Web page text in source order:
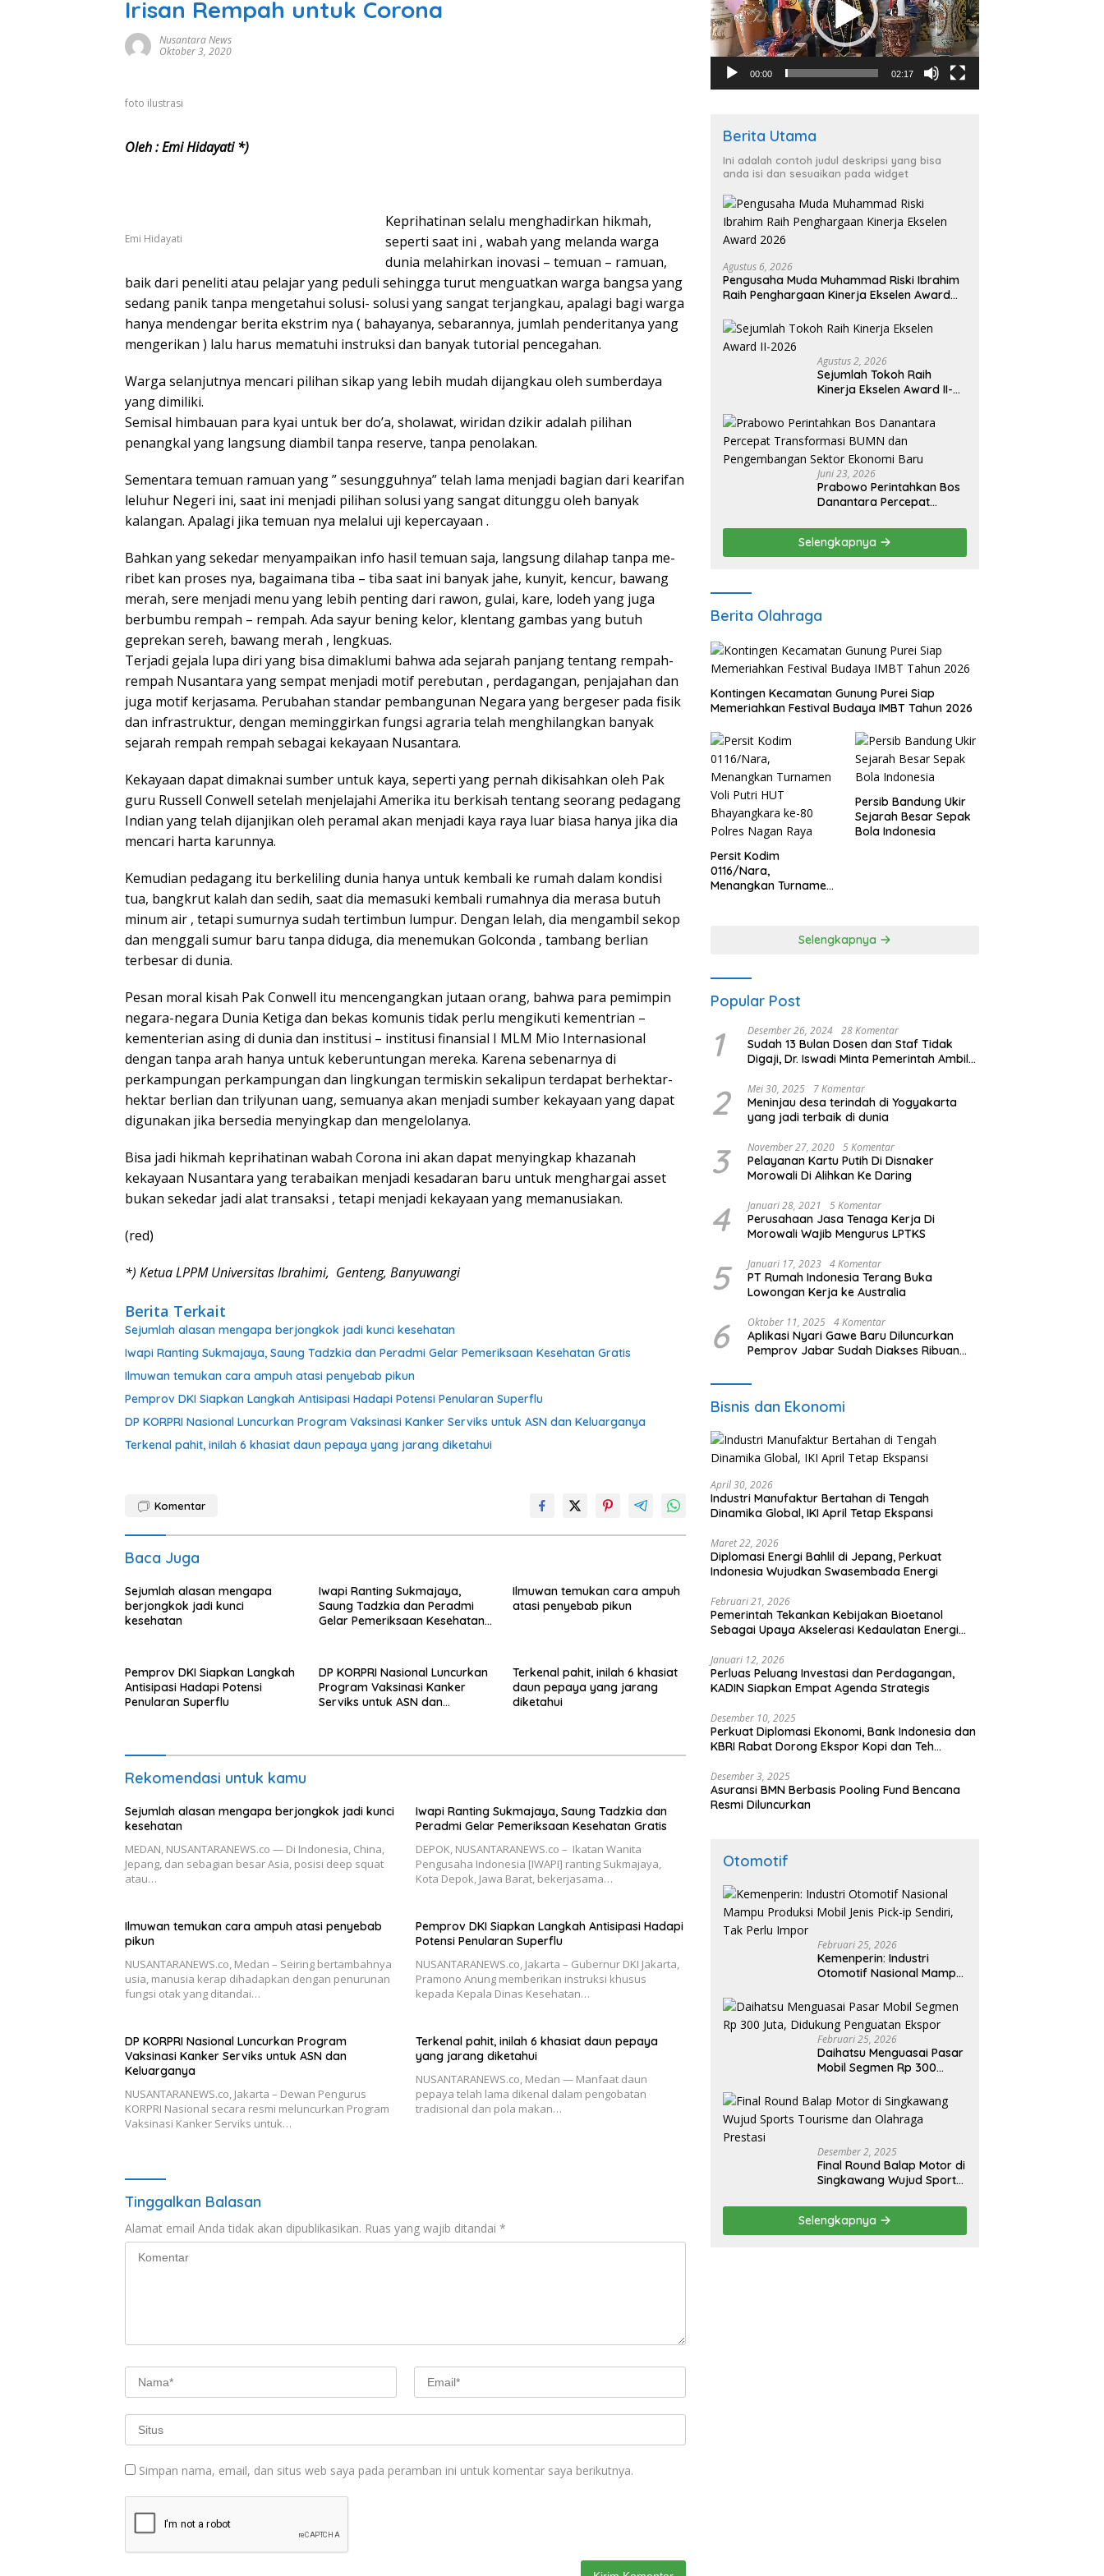
Irisan Rempah untuk Corona
Nusantara News
Oktober 3, 2020
foto ilustrasi
Oleh : Emi Hidayati *)
Emi Hidayati
Keprihatinan selalu menghadirkan hikmah,
seperti saat ini , wabah yang melanda warga
dunia melahirkan inovasi – temuan – ramuan,
baik dari peneliti atau pelajar yang peduli sehingga turut menguatkan warga bangsa yang
sedang panik tanpa mengetahui solusi- solusi yang sangat terjangkau, apalagi bagi warga
hanya mendengar berita ekstrim nya ( bahayanya, sebarannya, jumlah penderitanya yang
mengerikan ) lalu harus mematuhi instruksi dan banyak tutorial pencegahan.
Warga selanjutnya mencari pilihan sikap yang lebih mudah dijangkau oleh sumberdaya
yang dimiliki.
Semisal himbauan para kyai untuk ber do’a, sholawat, wiridan dzikir adalah pilihan
penangkal yang langsung diambil tanpa reserve, tanpa penolakan.
Sementara temuan ramuan yang ” sesungguhnya” telah lama menjadi bagian dari kearifan
leluhur Negeri ini, saat ini menjadi pilihan solusi yang sangat ditunggu oleh banyak
kalangan. Apalagi jika temuan nya melalui uji kepercayaan .
Bahkan yang sekedar menyampaikan info hasil temuan saja, langsung dilahap tanpa me-
ribet kan proses nya, bagaimana tiba – tiba saat ini banyak jahe, kunyit, kencur, bawang
merah, sere menjadi menu yang lebih penting dari rawon, gulai, kare, lodeh yang juga
berbumbu rempah – rempah. Ada sayur bening kelor, klentang gambas yang butuh
geprekan sereh, bawang merah , lengkuas.
Terjadi gejala lupa diri yang bisa dimaklumi bahwa ada sejarah panjang tentang rempah-
rempah Nusantara yang sempat menjadi motif perebutan , perdagangan, penjajahan dan
juga motif kerjasama. Perubahan standar pembangunan Negara yang bergeser pada fisik
dan infrastruktur, dengan meminggirkan fungsi agraria telah menghilangkan banyak
sejarah rempah rempah sebagai kekayaan Nusantara.
Kekayaan dapat dimaknai sumber untuk kaya, seperti yang pernah dikisahkan oleh Pak
guru Russell Conwell setelah menjelajahi Amerika itu berkisah tentang seorang pedagang
Indian yang telah dijanjikan oleh peramal akan menjadi kaya raya luar biasa hanya jika dia
mencari harta karunnya.
Kemudian pedagang itu berkeliling dunia hanya untuk kembali ke rumah dalam kondisi
tua, bangkrut kalah dan sedih, saat dia memasuki kembali rumahnya dia merasa butuh
minum air , tetapi sumurnya sudah tertimbun lumpur. Dengan lelah, dia mengambil sekop
dan menggali sumur baru tanpa diduga, dia menemukan Golconda , tambang berlian
terbesar di dunia.
Pesan moral kisah Pak Conwell itu mencengangkan jutaan orang, bahwa para pemimpin
negara-negara Dunia Ketiga dan bekas komunis tidak perlu mengikuti kementrian –
kementerian asing di dunia dan institusi – institusi finansial I MLM Mio Internasional
dengan tanpa arah hanya untuk keberuntungan mereka. Karena sebenarnya di
perkampungan perkampungan dan lingkungan termiskin sekalipun terdapat berhektar-
hektar berlian dan trilyunan uang, semuanya akan menjadi sumber kekayaan yang dapat
digunakan jika bersedia menyingkap dan mengelolanya.
Bisa jadi hikmah keprihatinan wabah Corona ini akan dapat menyingkap khazanah
kekayaan Nusantara yang terabaikan menjadi kesadaran baru untuk menghargai asset
bukan sekedar jadi alat transaksi , tetapi menjadi kekayaan yang memanusiakan.
(red)
*) Ketua LPPM Universitas Ibrahimi, Genteng, Banyuwangi
Berita Terkait
Sejumlah alasan mengapa berjongkok jadi kunci kesehatan
Iwapi Ranting Sukmajaya, Saung Tadzkia dan Peradmi Gelar Pemeriksaan Kesehatan Gratis
Ilmuwan temukan cara ampuh atasi penyebab pikun
Pemprov DKI Siapkan Langkah Antisipasi Hadapi Potensi Penularan Superflu
DP KORPRI Nasional Luncurkan Program Vaksinasi Kanker Serviks untuk ASN dan Keluarganya
Terkenal pahit, inilah 6 khasiat daun pepaya yang jarang diketahui
Komentar
Baca Juga
Sejumlah alasan mengapa
berjongkok jadi kunci
kesehatan
Iwapi Ranting Sukmajaya,
Saung Tadzkia dan Peradmi
Gelar Pemeriksaan Kesehatan
Ilmuwan temukan cara ampuh
atasi penyebab pikun
Pemprov DKI Siapkan Langkah
Antisipasi Hadapi Potensi
Penularan Superflu
DP KORPRI Nasional Luncurkan
Program Vaksinasi Kanker
Serviks untuk ASN dan
Terkenal pahit, inilah 6 khasiat
daun pepaya yang jarang
diketahui
Rekomendasi untuk kamu
Sejumlah alasan mengapa berjongkok jadi kunci
kesehatan
MEDAN, NUSANTARANEWS.co — Di Indonesia, China,
Jepang, dan sebagian besar Asia, posisi deep squat
atau…
Iwapi Ranting Sukmajaya, Saung Tadzkia dan
Peradmi Gelar Pemeriksaan Kesehatan Gratis
DEPOK, NUSANTARANEWS.co – Ikatan Wanita
Pengusaha Indonesia [IWAPI] ranting Sukmajaya,
Kota Depok, Jawa Barat, bekerjasama…
Ilmuwan temukan cara ampuh atasi penyebab
pikun
NUSANTARANEWS.co, Medan – Seiring bertambahnya
usia, manusia kerap dihadapkan dengan penurunan
fungsi otak yang ditandai…
Pemprov DKI Siapkan Langkah Antisipasi Hadapi
Potensi Penularan Superflu
NUSANTARANEWS.co, Jakarta – Gubernur DKI Jakarta,
Pramono Anung memberikan instruksi khusus
kepada Kepala Dinas Kesehatan…
DP KORPRI Nasional Luncurkan Program
Vaksinasi Kanker Serviks untuk ASN dan
Keluarganya
NUSANTARANEWS.co, Jakarta – Dewan Pengurus
KORPRI Nasional secara resmi meluncurkan Program
Vaksinasi Kanker Serviks untuk…
Terkenal pahit, inilah 6 khasiat daun pepaya
yang jarang diketahui
NUSANTARANEWS.co, Medan — Manfaat daun
pepaya telah lama dikenal dalam pengobatan
tradisional dan pola makan…
Tinggalkan Balasan
Alamat email Anda tidak akan dipublikasikan. Ruas yang wajib ditandai *
Simpan nama, email, dan situs web saya pada peramban ini untuk komentar saya berikutnya.
00:00 02:17
Berita Utama
Ini adalah contoh judul deskripsi yang bisa
anda isi dan sesuaikan pada widget
Agustus 6, 2026
Pengusaha Muda Muhammad Riski Ibrahim
Raih Penghargaan Kinerja Ekselen Award
Agustus 2, 2026
Sejumlah Tokoh Raih
Kinerja Ekselen Award II-
Juni 23, 2026
Prabowo Perintahkan Bos
Danantara Percepat
Pengembangan Sektor
Ekonomi Baru
Selengkapnya
Berita Olahraga
Kontingen Kecamatan Gunung Purei Siap
Memeriahkan Festival Budaya IMBT Tahun 2026
Persit Kodim
0116/Nara,
Menangkan Turnamen
Persib Bandung Ukir
Sejarah Besar Sepak
Bola Indonesia
Selengkapnya
Popular Post
1 Desember 26, 2024 28 Komentar
Sudah 13 Bulan Dosen dan Staf Tidak
Digaji, Dr. Iswadi Minta Pemerintah Ambil
2 Mei 30, 2025 7 Komentar
Meninjau desa terindah di Yogyakarta
yang jadi terbaik di dunia
3 November 27, 2020 5 Komentar
Pelayanan Kartu Putih Di Disnaker
Morowali Di Alihkan Ke Daring
4 Januari 28, 2021 5 Komentar
Perusahaan Jasa Tenaga Kerja Di
Morowali Wajib Mengurus LPTKS
5 Januari 17, 2023 4 Komentar
PT Rumah Indonesia Terang Buka
Lowongan Kerja ke Australia
6 Oktober 11, 2025 4 Komentar
Aplikasi Nyari Gawe Baru Diluncurkan
Pemprov Jabar Sudah Diakses Ribuan
Bisnis dan Ekonomi
April 30, 2026
Industri Manufaktur Bertahan di Tengah
Dinamika Global, IKI April Tetap Ekspansi
Maret 22, 2026
Diplomasi Energi Bahlil di Jepang, Perkuat
Indonesia Wujudkan Swasembada Energi
Februari 21, 2026
Pemerintah Tekankan Kebijakan Bioetanol
Sebagai Upaya Akselerasi Kedaulatan Energi
Januari 12, 2026
Perluas Peluang Investasi dan Perdagangan,
KADIN Siapkan Empat Agenda Strategis
Desember 10, 2025
Perkuat Diplomasi Ekonomi, Bank Indonesia dan
KBRI Rabat Dorong Ekspor Kopi dan Teh
Desember 3, 2025
Asuransi BMN Berbasis Pooling Fund Bencana
Resmi Diluncurkan
Otomotif
Februari 25, 2026
Kemenperin: Industri
Otomotif Nasional Mampu
ip Sendiri, Tak Perlu Impor
Februari 25, 2026
Daihatsu Menguasai Pasar
Mobil Segmen Rp 300
Ekspor
Desember 2, 2025
Final Round Balap Motor di
Singkawang Wujud Sports
Prestasi
Selengkapnya